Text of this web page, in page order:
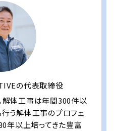
の代表取締役
解体工事は年間300件以
う解体工事のプロフェ
年以上培ってきた豊富